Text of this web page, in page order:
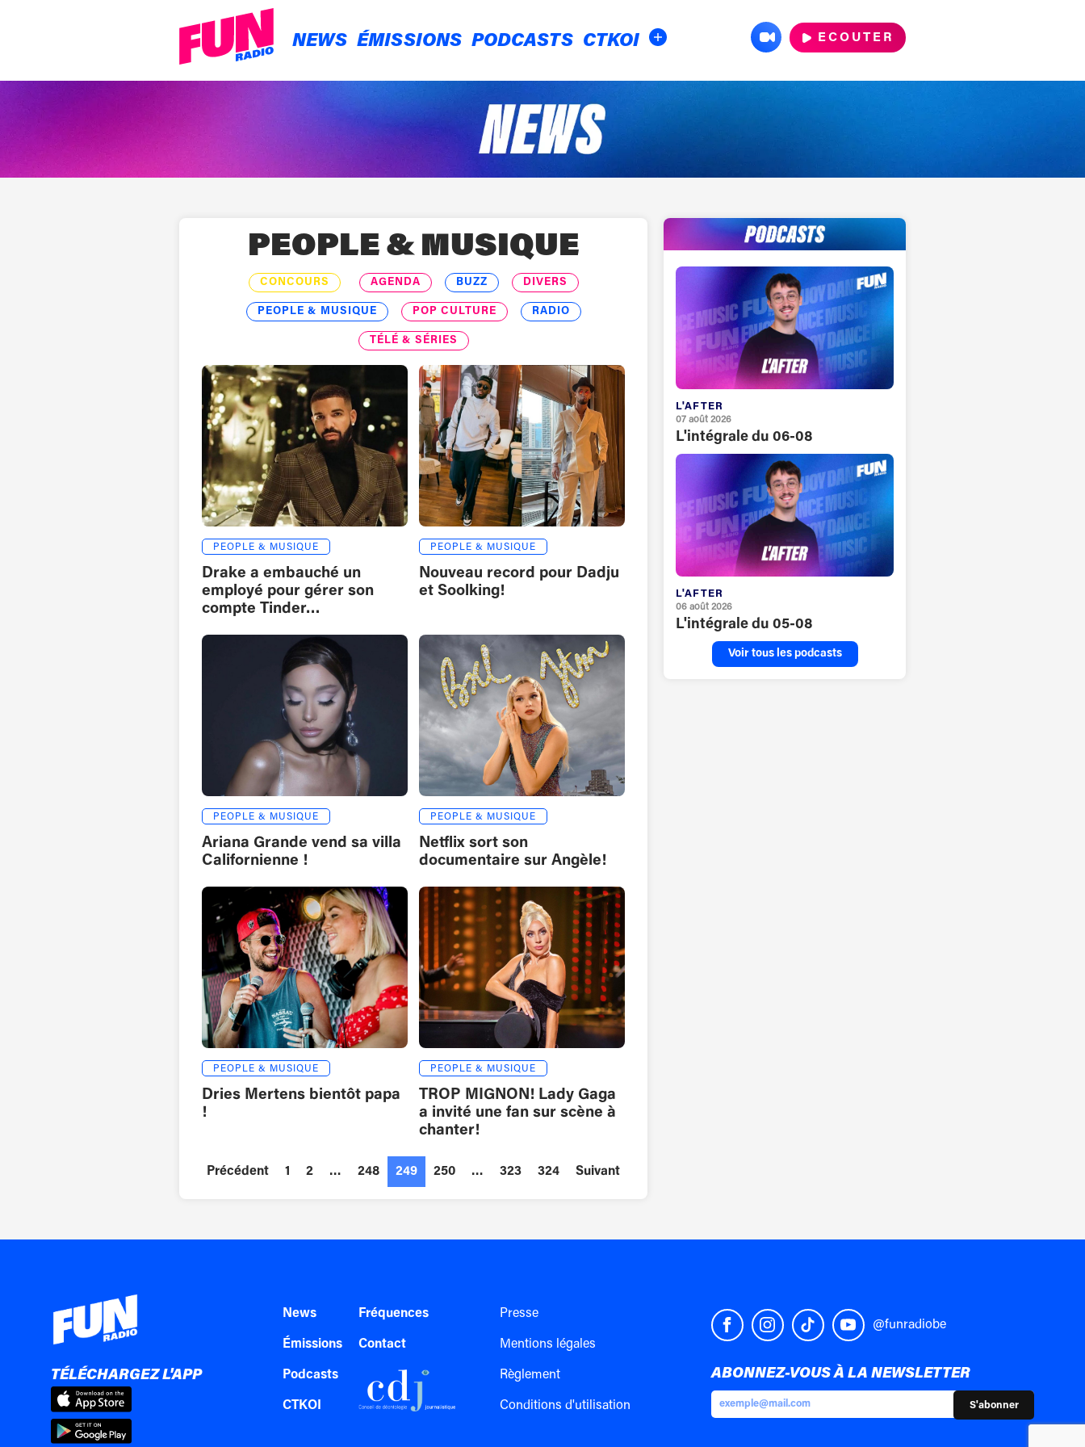
NEWS ÉMISSIONS PODCASTS CTKOI ECOUTER
PEOPLE & MUSIQUE
CONCOURS AGENDA BUZZ DIVERS
PEOPLE & MUSIQUE POP CULTURE RADIO
TÉLÉ & SÉRIES
PEOPLE & MUSIQUE
Drake a embauché un
employé pour gérer son
compte Tinder…
PEOPLE & MUSIQUE
Nouveau record pour Dadju
et Soolking!
PEOPLE & MUSIQUE
Ariana Grande vend sa villa
Californienne !
PEOPLE & MUSIQUE
Netflix sort son
documentaire sur Angèle!
PEOPLE & MUSIQUE
Dries Mertens bientôt papa
!
PEOPLE & MUSIQUE
TROP MIGNON! Lady Gaga
a invité une fan sur scène à
chanter!
Précédent 1 2 … 248 249 250 … 323 324 Suivant
L'AFTER
07 août 2026
L'intégrale du 06-08
L'AFTER
06 août 2026
L'intégrale du 05-08
Voir tous les podcasts
TÉLÉCHARGEZ L'APP
News
Émissions
Podcasts
CTKOI
Fréquences
Contact
Presse
Mentions légales
Règlement
Conditions d'utilisation
@funradiobe
ABONNEZ-VOUS À LA NEWSLETTER